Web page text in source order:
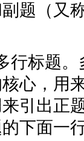
题（又
行标题
心，用
引出正
的下面一